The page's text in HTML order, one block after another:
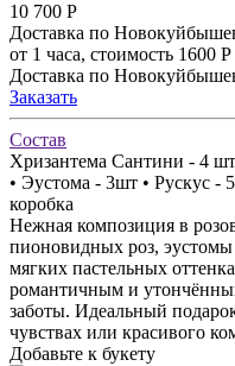
10 700 Р
Доставка по
от 1 часа, стоимость 1600 Р
Доставка по
Заказать
Состав
Хризантема Сантини - 4
• Эустома - 3шт • Рускус -
коробка
Нежная композиция в
пионовидных роз,
мягких пастельных
романтичным и
заботы. Идеальный
чувствах или красивого
Добавьте к букету